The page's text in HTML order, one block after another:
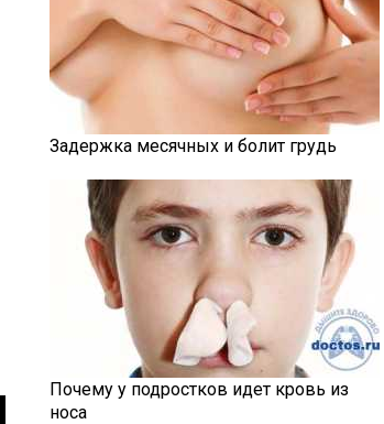
Задержка месячных и болит грудь
Почему у подростков идет кровь из
носа